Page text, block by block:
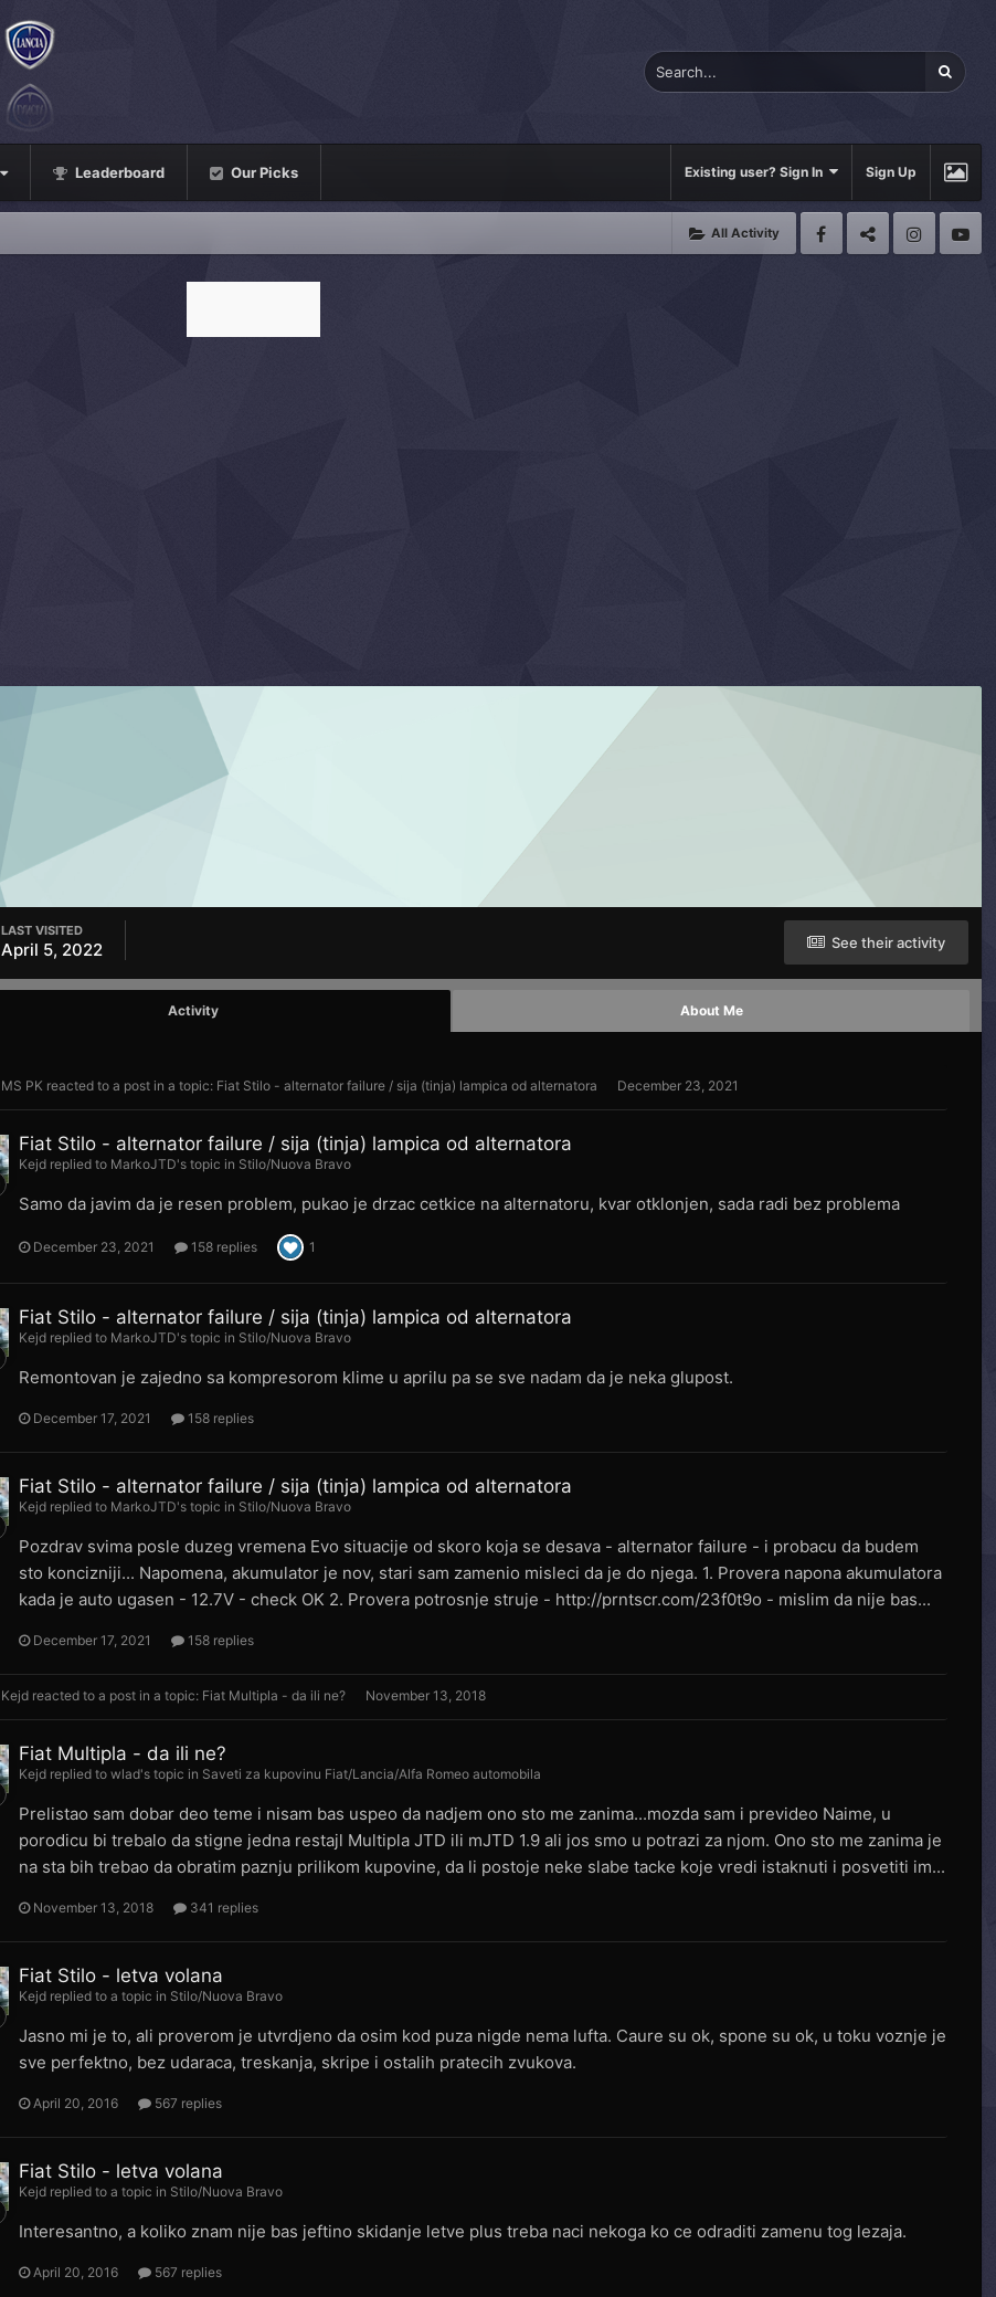
Leaderboard Our Picks Existing user? Sign In Sign Up
All Activity
See their activity
LAST VISITED
April 5, 2022
Activity About Me
MS PK reacted to a post in a topic: Fiat Stilo - alternator failure / sija (tinja) lampica od alternatora December 23, 2021
Fiat Stilo - alternator failure / sija (tinja) lampica od alternatora
Kejd replied to MarkoJTD's topic in Stilo/Nuova Bravo
Samo da javim da je resen problem, pukao je drzac cetkice na alternatoru, kvar otklonjen, sada radi bez problema
December 23, 2021 158 replies 1
Fiat Stilo - alternator failure / sija (tinja) lampica od alternatora
Kejd replied to MarkoJTD's topic in Stilo/Nuova Bravo
Remontovan je zajedno sa kompresorom klime u aprilu pa se sve nadam da je neka glupost.
December 17, 2021 158 replies
Fiat Stilo - alternator failure / sija (tinja) lampica od alternatora
Kejd replied to MarkoJTD's topic in Stilo/Nuova Bravo
Pozdrav svima posle duzeg vremena Evo situacije od skoro koja se desava - alternator failure - i probacu da budem
sto koncizniji... Napomena, akumulator je nov, stari sam zamenio misleci da je do njega. 1. Provera napona akumulatora
kada je auto ugasen - 12.7V - check OK 2. Provera potrosnje struje - http://prntscr.com/23f0t9o - mislim da nije bas...
December 17, 2021 158 replies
Kejd reacted to a post in a topic: Fiat Multipla - da ili ne? November 13, 2018
Fiat Multipla - da ili ne?
Kejd replied towlad's topic in Saveti za kupovinu Fiat/Lancia/Alfa Romeo automobila
Prelistao sam dobar deo teme i nisam bas uspeo da nadjem ono sto me zanima...mozda sam i prevideo Naime, u
porodicu bi trebalo da stigne jedna restajl Multipla JTD ili mJTD 1.9 ali jos smo u potrazi za njom. Ono sto me zanima je
na sta bih trebao da obratim paznju prilikom kupovine, da li postoje neke slabe tacke koje vredi istaknuti i posvetiti im...
November 13, 2018 341 replies
Fiat Stilo - letva volana
Kejd replied to a topic in Stilo/Nuova Bravo
Jasno mi je to, ali proverom je utvrdjeno da osim kod puza nigde nema lufta. Caure su ok, spone su ok, u toku voznje je
sve perfektno, bez udaraca, treskanja, skripe i ostalih pratecih zvukova.
April 20, 2016 567 replies
Fiat Stilo - letva volana
Kejd replied to a topic in Stilo/Nuova Bravo
Interesantno, a koliko znam nije bas jeftino skidanje letve plus treba naci nekoga ko ce odraditi zamenu tog lezaja.
April 20, 2016 567 replies